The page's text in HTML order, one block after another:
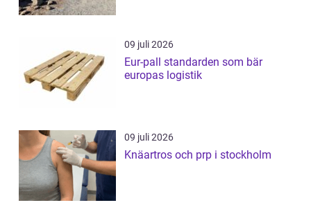
09 juli 2026
Eur-pall standarden som bär
europas logistik
09 juli 2026
Knäartros och prp i stockholm